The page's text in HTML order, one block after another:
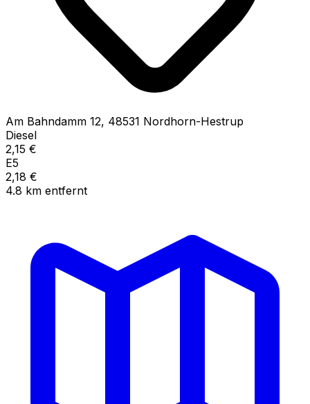
Am Bahndamm 12, 48531 Nordhorn-Hestrup
Diesel
2,15 €
E5
2,18 €
4.8 km entfernt